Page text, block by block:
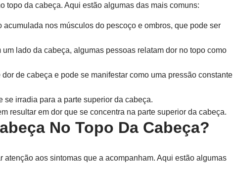
topo da cabeça. Aqui estão algumas das mais comuns:
acumulada nos músculos do pescoço e ombros, que pode ser
lado da cabeça, algumas pessoas relatam dor no topo como
de cabeça e pode se manifestar como uma pressão constante
irradia para a parte superior da cabeça.
resultar em dor que se concentra na parte superior da cabeça.
No Topo Da Cabeça?
aos sintomas que a acompanham. Aqui estão algumas